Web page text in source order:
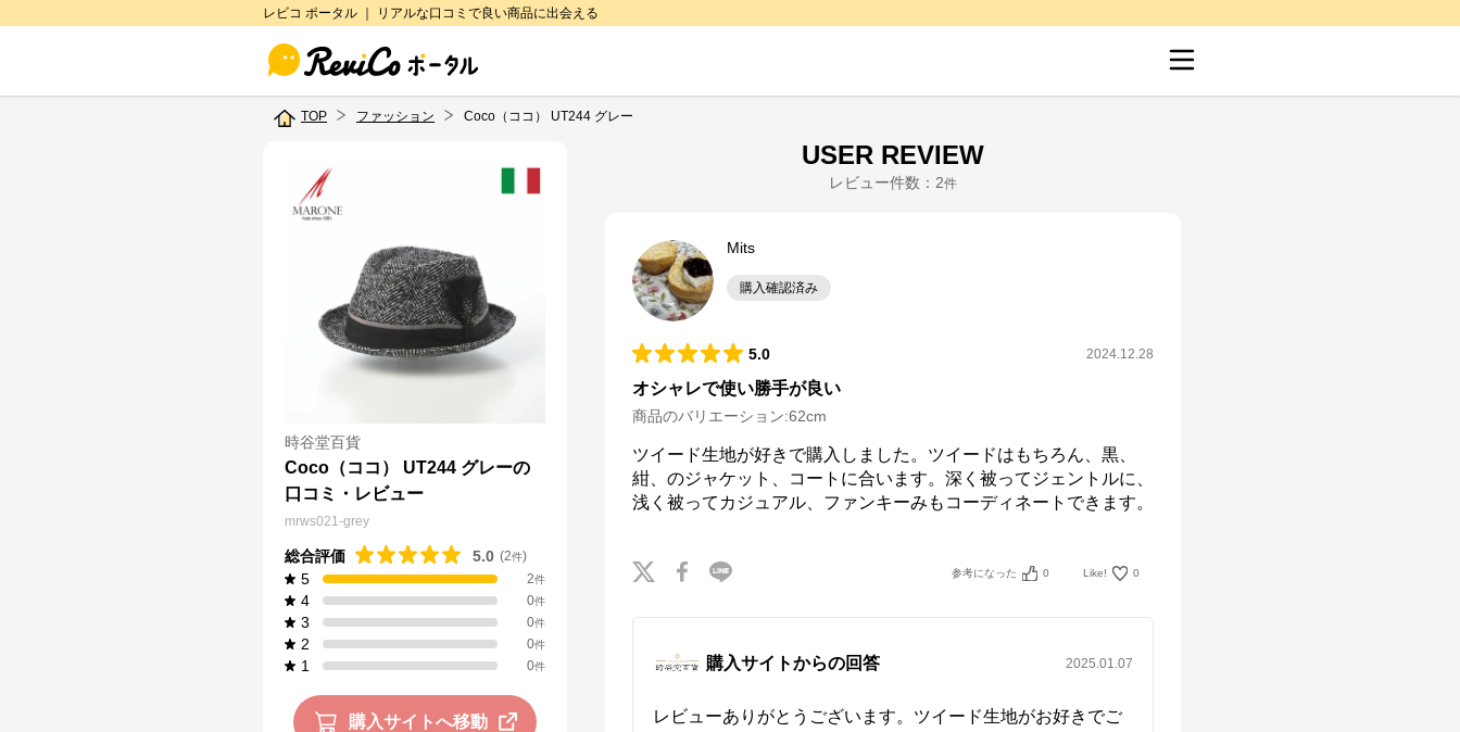
レビコ ポータル ｜ リアルな口コミで良い商品に出会える
TOP ファッション Coco（ココ） UT244 グレー
時谷堂百貨
Coco（ココ） UT244 グレーの
口コミ・レビュー
mrws021-grey
総合評価 5.0 (2件)
5 2件
4 0件
3 0件
2 0件
1 0件
購入サイトへ移動
USER REVIEW
レビュー件数： 2件
Mits
購入確認済み
5.0 2024.12.28
オシャレで使い勝手が良い
商品のバリエーション:62cm
ツイード生地が好きで購入しました。ツイードはもちろん、黒、
紺、のジャケット、コートに合います。深く被ってジェントルに、
浅く被ってカジュアル、ファンキーみもコーディネートできます。
参考になった 0 Like! 0
購入サイトからの回答 2025.01.07
レビューありがとうございます。ツイード生地がお好きでご